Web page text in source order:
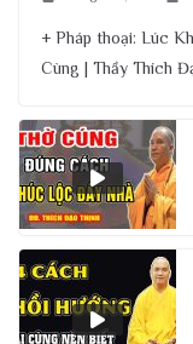
+ Pháp thoại: Lúc
Cùng | Thầy Thích